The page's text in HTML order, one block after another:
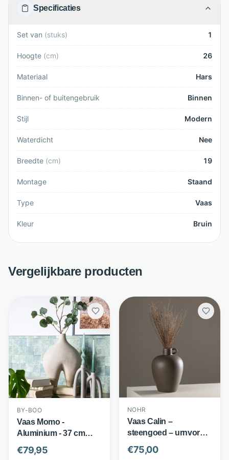
Specificaties
Set van (stuks) 1
Hoogte (cm) 26
Materiaal Hars
Binnen- of buitengebruik Binnen
Stijl Modern
Waterdicht Nee
Breedte (cm) 19
Montage Staand
Type Vaas
Kleur Bruin
Vergelijkbare producten
BY-BOO
Vaas Momo -
Aluminium - 37 cm
hoog - Wit - By-Boo
€79,95
NOHR
Vaas Calin –
steengoed – urnvorm
met handvat – bruin –
Nohr
€75,00